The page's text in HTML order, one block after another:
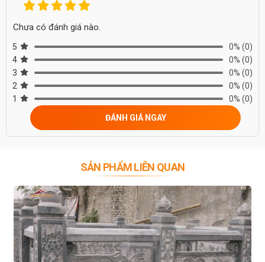
Chưa có đánh giá nào.
5 0% (0)
4
0% (0)
3
0% (0)
2
0% (0)
1
0% (0)
ĐÁNH GIÁ NGAY
SẢN PHẨM LIÊN QUAN